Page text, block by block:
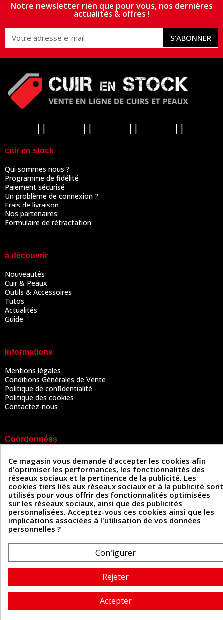
Notre newsletter rien que pour vous, nos dernières
actualités & offres !
S’ABONNER
cuir en stock
Qui sommes nous ?
Programme de fidélité
Paiement sécurisé
Un problème de connexion ?
Frais de livraison
Nos partenaires
Formulaire de rétractation
à découvrir
Nouveautés
Cuir & Peaux
Outils & Accessoires
Tutos
Actualités
Guide
Informations
Mentions légales
Conditions Générales de Vente
Politique de confidentialité
Politique des cookies
Contactez-nous
Coordonnées
493 Chemin de Catougnac
81300 Graulhet
05 63 34 51 88
contact@cuirenstock.com
Cuirenstock © 2026 - Une création Quatrys 💙
Ce magasin vous demande d'accepter les cookies afin
d'optimiser les performances, les fonctionnalités des
réseaux sociaux et la pertinence de la publicité. Les
cookies tiers liés aux réseaux sociaux et à la publicité sont
utilisés pour vous offrir des fonctionnalités optimisées
sur les réseaux sociaux, ainsi que des publicités
personnalisées. Acceptez-vous ces cookies ainsi que les
implications associées à l'utilisation de vos données
personnelles ?
Configurer
Rejeter
Accepter